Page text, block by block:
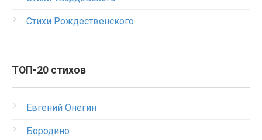
Стихи Рождественского
ТОП-20 стихов
Евгений Онегин
Бородино